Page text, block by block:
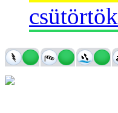
csütörtök